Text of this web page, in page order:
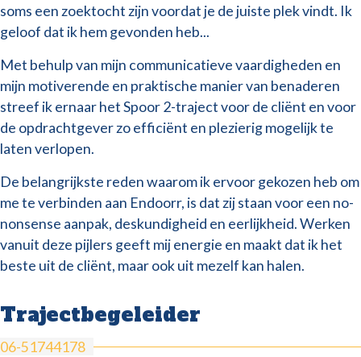
soms een zoektocht zijn voordat je de juiste plek vindt. Ik
geloof dat ik hem gevonden heb...
Met behulp van mijn communicatieve vaardigheden en
mijn motiverende en praktische manier van benaderen
streef ik ernaar het Spoor 2-traject voor de cliënt en voor
de opdrachtgever zo efficiënt en plezierig mogelijk te
laten verlopen.
De belangrijkste reden waarom ik ervoor gekozen heb om
me te verbinden aan Endoorr, is dat zij staan voor een no-
nonsense aanpak, deskundigheid en eerlijkheid. Werken
vanuit deze pijlers geeft mij energie en maakt dat ik het
beste uit de cliënt, maar ook uit mezelf kan halen.
Trajectbegeleider
06-51744178